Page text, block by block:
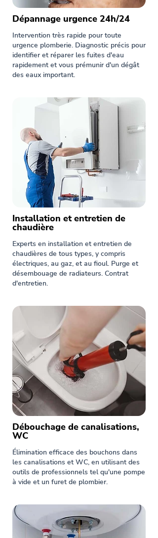
Dépannage urgence 24h/24
Intervention très rapide pour toute
urgence plomberie. Diagnostic précis pour
identifier et réparer les fuites d'eau
rapidement et vous prémunir d'un dégât
des eaux important.
Installation et entretien de
chaudière
Experts en installation et entretien de
chaudières de tous types, y compris
électriques, au gaz, et au fioul. Purge et
désembouage de radiateurs. Contrat
d'entretien.
Débouchage de canalisations,
WC
Élimination efficace des bouchons dans
les canalisations et WC, en utilisant des
outils de professionnels tel qu'une pompe
à vide et un furet de plombier.